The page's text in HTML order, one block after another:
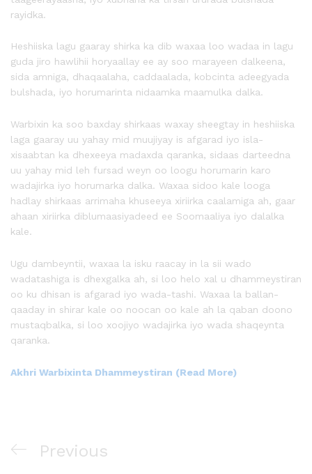
rayidka.
Heshiiska lagu gaaray shirka ka dib waxaa loo wadaa in lagu
guda jiro hawlihii horyaallay ee ay soo marayeen dalkeena,
sida amniga, dhaqaalaha, caddaalada, kobcinta adeegyada
bulshada, iyo horumarinta nidaamka maamulka dalka.
Warbixin ka soo baxday shirkaas waxay sheegtay in heshiiska
laga gaaray uu yahay mid muujiyay is afgarad iyo isla-
xisaabtan ka dhexeeya madaxda qaranka, sidaas darteedna
uu yahay mid leh fursad weyn oo loogu horumarin karo
wadajirka iyo horumarka dalka. Waxaa sidoo kale looga
hadlay shirkaas arrimaha khuseeya xiriirka caalamiga ah, gaar
ahaan xiriirka diblumaasiyadeed ee Soomaaliya iyo dalalka
kale.
Ugu dambeyntii, waxaa la isku raacay in la sii wado
wadatashiga is dhexgalka ah, si loo helo xal u dhammeystiran
oo ku dhisan is afgarad iyo wada-tashi. Waxaa la ballan-
qaaday in shirar kale oo noocan oo kale ah la qaban doono
mustaqbalka, si loo xoojiyo wadajirka iyo wada shaqeynta
qaranka.
Akhri Warbixinta Dhammeystiran (Read More)
Previous